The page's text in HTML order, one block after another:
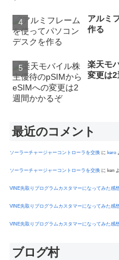
アルミ
作る
楽天モ
変更は
最近のコメント
ソーラーチャージャーコントローラを交換 に kero
ソーラーチャージャーコントローラを交換 に ken
VINE先取りプログラムカスタマーになってみた感
VINE先取りプログラムカスタマーになってみた感
VINE先取りプログラムカスタマーになってみた感
ブログ村